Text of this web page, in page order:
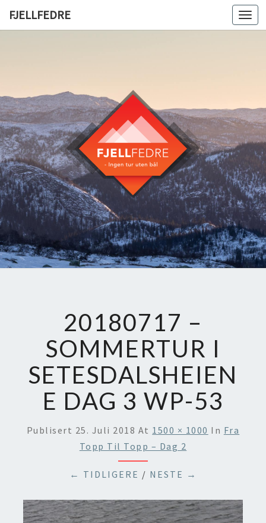
FJELLFEDRE
20180717 –
SOMMERTUR I
SETESDALSHEIEN
E DAG 3 WP-53
Publisert 25. Juli 2018 At 1500 × 1000 In Fra
Topp Til Topp – Dag 2
← TIDLIGERE / NESTE →